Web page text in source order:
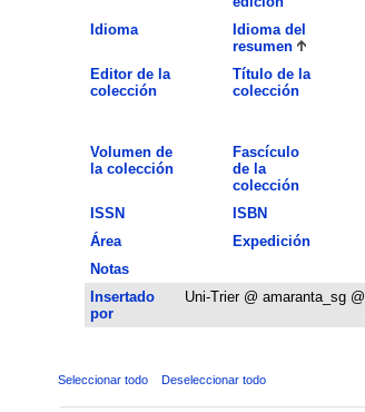
Idioma
Idioma del
resumen
Editor de la
colección
Título de la
colección
Volumen de
la colección
Fascículo
de la
colección
ISSN ISBN
Área
Expedición
Notas
Insertado
por
Uni-Trier @ amaranta_sg @
Seleccionar todo Deseleccionar todo